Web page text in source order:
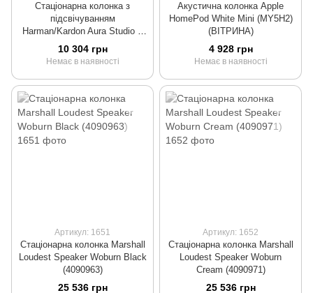
Стаціонарна колонка з
підсвічуванням
Harman/Kardon Aura Studio 2
Black
10 304 грн
Немає в наявності
Акустична колонка Apple
HomePod White Mini (MY5H2)
(ВІТРИНА)
4 928 грн
Немає в наявності
Артикул: 1651
Стаціонарна колонка Marshall
Loudest Speaker Woburn Black
(4090963)
25 536 грн
Артикул: 1652
Стаціонарна колонка Marshall
Loudest Speaker Woburn
Cream (4090971)
25 536 грн